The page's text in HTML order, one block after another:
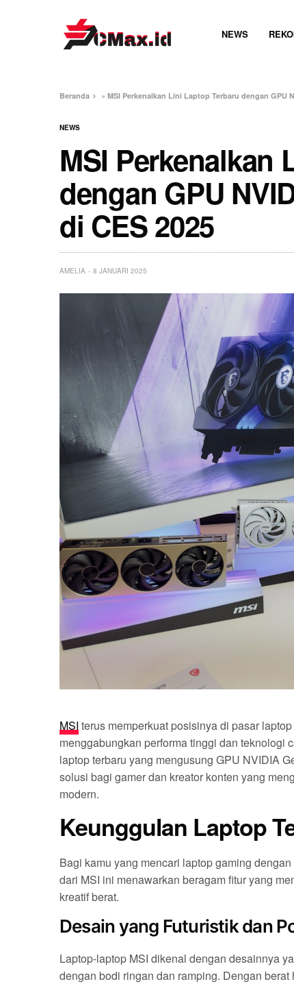
NEWS
Beranda »MSI Perkenalkan Lini Laptop Terbaru dengan GPU
NEWS
MSI Perkenalkan
dengan GPU
di CES 2025
AMELIA 8 JANUARI 2025
MSI terus memperkuat posisinya di pasar
menggabungkan performa tinggi dan teknologi
laptop terbaru yang mengusung GPU NVIDIA
solusi bagi gamer dan kreator konten yang
modern.
Keunggulan Laptop
Bagi kamu yang mencari laptop gaming
dari MSI ini menawarkan beragam fitur yang
kreatif berat.
Desain yang Futuristik dan
Laptop-laptop MSI dikenal dengan desainnya
dengan bodi ringan dan ramping. Dengan